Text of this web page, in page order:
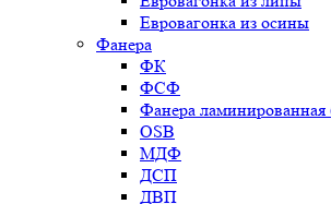
Евровагонка из осины
Фанера
ФК
ФСФ
Фанера
OSB
МДФ
ДСП
ДВП